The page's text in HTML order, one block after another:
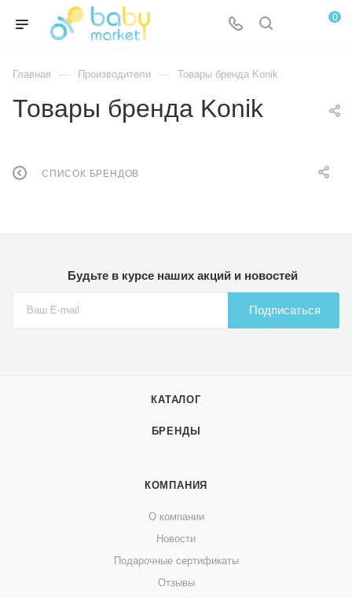
0
Главная — Производители — Товары бренда Konik
Товары бренда Konik
СПИСОК БРЕНДОВ
Будьте в курсе наших акций и новостей
Подписаться
КАТАЛОГ
БРЕНДЫ
КОМПАНИЯ
О компании
Новости
Подарочные сертификаты
Отзывы